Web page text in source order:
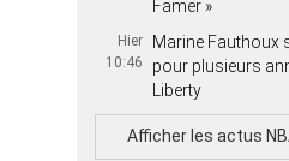
Famer »
Hier
10:46
Marine Fauthoux
pour plusieurs
Liberty
Afficher les actus